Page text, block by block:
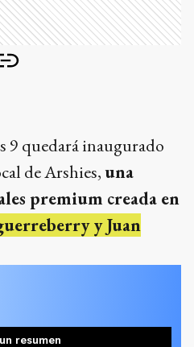
9 quedará inaugurado
de Arshies,una
premium creada en
y Juan
resumen